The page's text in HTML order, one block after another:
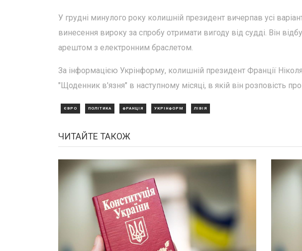
У грудні минулого року колишній президент вичерпав усі
винесення вироку за спробу отримати вигоду від судді. Він
арештом з електронним браслетом.
За інформацією Укрінформу, колишній президент Франції
"Щоденник в'язня" в наступному місяці, в якій він розповість
ЄВРО ПОЛІТИКА ФРАНЦІЯ УКРІНФОРМ ЛІВІЯ
ЧИТАЙТЕ ТАКОЖ